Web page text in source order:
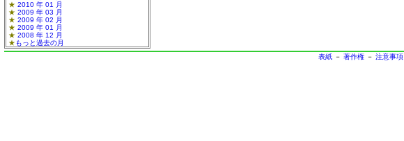
2010 年 01 月
2009 年 03 月
2009 年 02 月
2009 年 01 月
2008 年 12 月
もっと過去の月
表紙 － 著作権 － 注意事項